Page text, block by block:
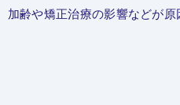
加齢や矯正治療の影響などが